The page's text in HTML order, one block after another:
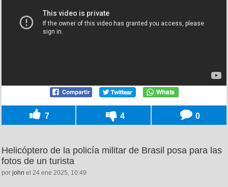
7 4 0
Helicóptero de la policía militar de Brasil posa para las
fotos de un turista
por john el 24 ene 2025, 10:49